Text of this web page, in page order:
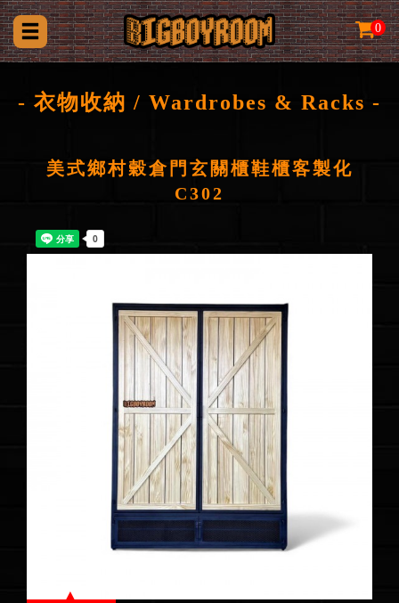
0
- 衣物收納 / Wardrobes & Racks -
美式鄉村穀倉門玄關櫃鞋櫃客製化
C302